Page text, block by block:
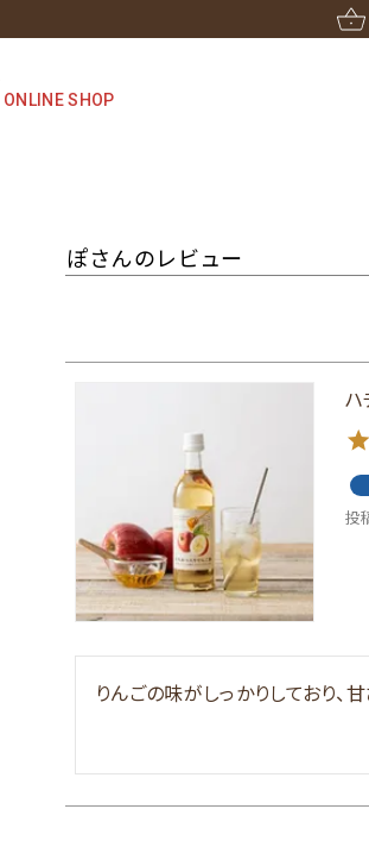
ONLINE SHOP
ぽさんのレビュー
ハ
投
りんごの味がしっかりしており、